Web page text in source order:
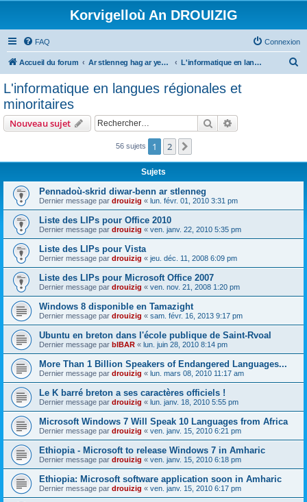
Korvigelloù An DROUIZIG
FAQ Connexion
Accueil du forum Ar stlenneg hag ar yezhoù bihan er bed a-bezh L'informatique en langues régionales et minoritaires
c
r
L'informatique en langues régionales et
minoritaires
Nouveau sujet Rechercher
56 sujets 1 2
Sujets
Pennadoù-skrid diwar-benn ar stlenneg
Dernier message par drouizig « lun. févr. 01, 2010 3:31 pm
Liste des LIPs pour Office 2010
Dernier message par drouizig « ven. janv. 22, 2010 5:35 pm
Liste des LIPs pour Vista
Dernier message par drouizig « jeu. déc. 11, 2008 6:09 pm
Liste des LIPs pour Microsoft Office 2007
Dernier message par drouizig « ven. nov. 21, 2008 1:20 pm
Windows 8 disponible en Tamazight
Dernier message par drouizig « sam. févr. 16, 2013 9:17 pm
Ubuntu en breton dans l'école publique de Saint-Rvoal
Dernier message par bIBAR « lun. juin 28, 2010 8:14 pm
More Than 1 Billion Speakers of Endangered Languages...
Dernier message par drouizig « lun. mars 08, 2010 11:17 am
Le K barré breton a ses caractères officiels !
Dernier message par drouizig « lun. janv. 18, 2010 5:55 pm
Microsoft Windows 7 Will Speak 10 Languages from Africa
Dernier message par drouizig « ven. janv. 15, 2010 6:21 pm
Ethiopia - Microsoft to release Windows 7 in Amharic
Dernier message par drouizig « ven. janv. 15, 2010 6:18 pm
Ethiopia: Microsoft software application soon in Amharic
Dernier message par drouizig « ven. janv. 15, 2010 6:17 pm